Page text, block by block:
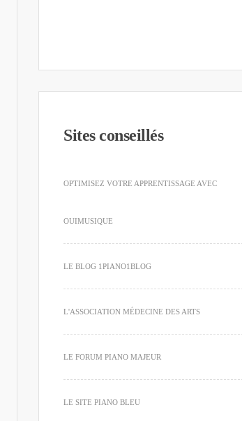
Sites conseillés
OPTIMISEZ VOTRE APPRENTISSAGE AVEC
OUIMUSIQUE
LE BLOG 1PIANO1BLOG
L'ASSOCIATION MÉDECINE DES ARTS
LE FORUM PIANO MAJEUR
LE SITE PIANO BLEU